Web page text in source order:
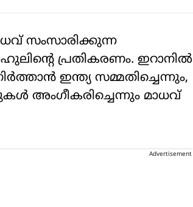
സംസാരിക്കുന്ന
പ്രതികരണം. ഇറാനില്‍
ഇന്ത്യ സമ്മതിച്ചെന്നും,
അംഗീകരിച്ചെന്നും മാധവ്
Advertisement